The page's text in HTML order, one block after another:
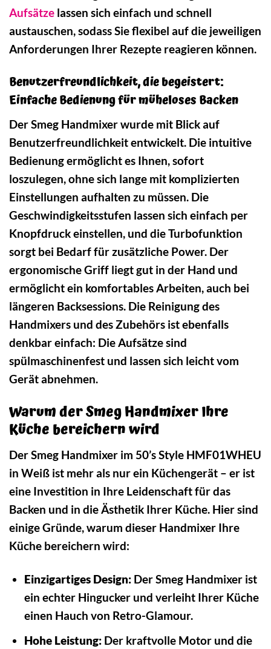
Aufsätze lassen sich einfach und schnell
austauschen, sodass Sie flexibel auf die jeweiligen
Anforderungen Ihrer Rezepte reagieren können.
Benutzerfreundlichkeit, die begeistert:
Einfache Bedienung für müheloses Backen
Der Smeg Handmixer wurde mit Blick auf
Benutzerfreundlichkeit entwickelt. Die intuitive
Bedienung ermöglicht es Ihnen, sofort
loszulegen, ohne sich lange mit komplizierten
Einstellungen aufhalten zu müssen. Die
Geschwindigkeitsstufen lassen sich einfach per
Knopfdruck einstellen, und die Turbofunktion
sorgt bei Bedarf für zusätzliche Power. Der
ergonomische Griff liegt gut in der Hand und
ermöglicht ein komfortables Arbeiten, auch bei
längeren Backsessions. Die Reinigung des
Handmixers und des Zubehörs ist ebenfalls
denkbar einfach: Die Aufsätze sind
spülmaschinenfest und lassen sich leicht vom
Gerät abnehmen.
Warum der Smeg Handmixer Ihre
Küche bereichern wird
Der Smeg Handmixer im 50’s Style HMF01WHEU
in Weiß ist mehr als nur ein Küchengerät – er ist
eine Investition in Ihre Leidenschaft für das
Backen und in die Ästhetik Ihrer Küche. Hier sind
einige Gründe, warum dieser Handmixer Ihre
Küche bereichern wird:
Einzigartiges Design:Der Smeg Handmixer ist
ein echter Hingucker und verleiht Ihrer Küche
einen Hauch von Retro-Glamour.
Hohe Leistung:Der kraftvolle Motor und die